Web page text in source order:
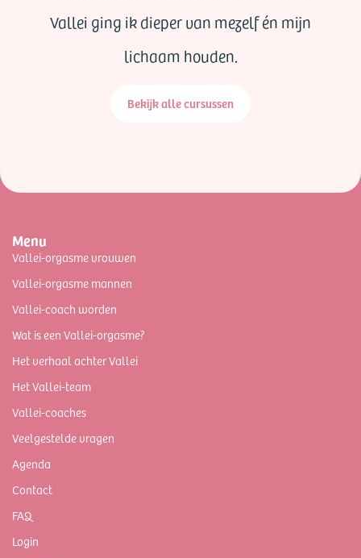
mij betekent. Het zachtjes
van mijn lichaam, zowel op
Menu
Vallei-orgasme vrouwen
Vallei-orgasme mannen
Vallei-coach worden
Wat is een Vallei-orgasme?
Het verhaal achter Vallei
Het Vallei-team
Vallei-coaches
Veelgestelde vragen
Agenda
Contact
FAQ
Login